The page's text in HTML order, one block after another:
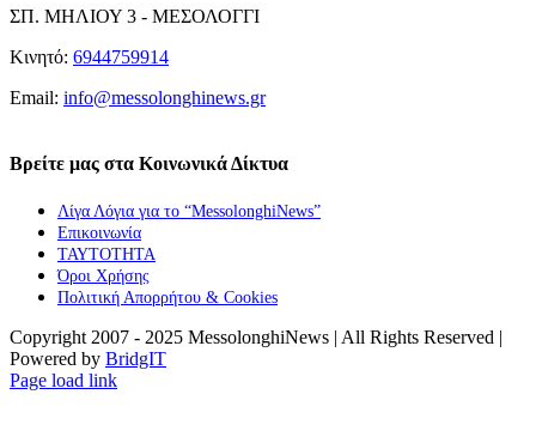
ΣΠ. ΜΗΛΙΟΥ 3 - ΜΕΣΟΛΟΓΓΙ
Κινητό: 6944759914
Email: info@messolonghinews.gr
Βρείτε μας στα Κοινωνικά Δίκτυα
Λίγα Λόγια για το “MessolonghiNews”
Επικοινωνία
ΤΑΥΤΟΤΗΤΑ
Όροι Χρήσης
Πολιτική Απορρήτου & Cookies
Copyright 2007 - 2025 MessolonghiNews | All Rights Reserved |
Powered by BridgIT
YouTube
Facebook
Instagram
Page load link